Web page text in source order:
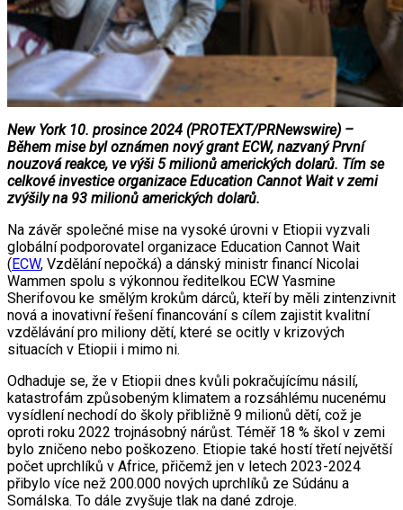
New York 10. prosince 2024 (PROTEXT/PRNewswire) –
Během mise byl oznámen nový grant ECW, nazvaný První
nouzová reakce, ve výši 5 milionů amerických dolarů. Tím se
celkové investice organizace Education Cannot Wait v zemi
zvýšily na 93 milionů amerických dolarů.
Na závěr společné mise na vysoké úrovni v Etiopii vyzvali
globální podporovatel organizace Education Cannot Wait
(ECW, Vzdělání nepočká) a dánský ministr financí Nicolai
Wammen spolu s výkonnou ředitelkou ECW Yasmine
Sherifovou ke smělým krokům dárců, kteří by měli zintenzivnit
nová a inovativní řešení financování s cílem zajistit kvalitní
vzdělávání pro miliony dětí, které se ocitly v krizových
situacích v Etiopii i mimo ni.
Odhaduje se, že v Etiopii dnes kvůli pokračujícímu násilí,
katastrofám způsobeným klimatem a rozsáhlému nucenému
vysídlení nechodí do školy přibližně 9 milionů dětí, což je
oproti roku 2022 trojnásobný nárůst. Téměř 18 % škol v zemi
bylo zničeno nebo poškozeno. Etiopie také hostí třetí největší
počet uprchlíků v Africe, přičemž jen v letech 2023-2024
přibylo více než 200.000 nových uprchlíků ze Súdánu a
Somálska. To dále zvyšuje tlak na dané zdroje.